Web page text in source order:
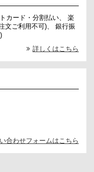
カード・分割払い、 楽
文ご利用不可)、 銀行振
詳しくはこちら
合わせフォームはこちら